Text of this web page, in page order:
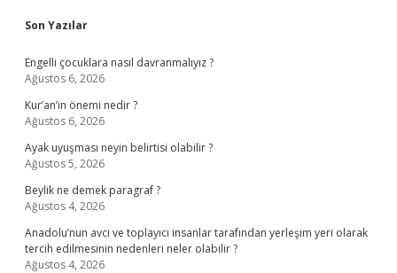
Sidebar
Son Yazılar
Engelli çocuklara nasıl davranmalıyız ?
Ağustos 6, 2026
Kur’an’ın önemi nedir ?
Ağustos 6, 2026
Ayak uyuşması neyin belirtisi olabilir ?
Ağustos 5, 2026
Beylik ne demek paragraf ?
Ağustos 4, 2026
Anadolu’nun avcı ve toplayıcı insanlar tarafından yerleşim yeri olarak
tercih edilmesinin nedenleri neler olabilir ?
Ağustos 4, 2026